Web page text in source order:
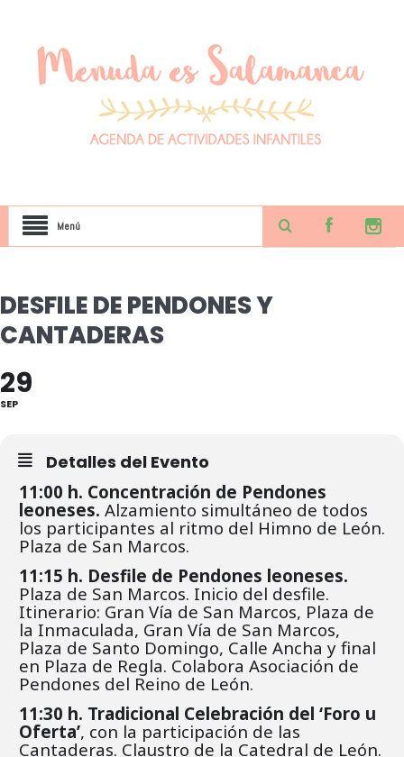
Menú
DESFILE DE PENDONES Y
CANTADERAS
29
SEP
Detalles del Evento
11:00 h. Concentración de Pendones
leoneses. Alzamiento simultáneo de todos
los participantes al ritmo del Himno de León.
Plaza de San Marcos.
11:15 h. Desfile de Pendones leoneses.
Plaza de San Marcos. Inicio del desfile.
Itinerario: Gran Vía de San Marcos, Plaza de
la Inmaculada, Gran Vía de San Marcos,
Plaza de Santo Domingo, Calle Ancha y final
en Plaza de Regla. Colabora Asociación de
Pendones del Reino de León.
11:30 h. Tradicional Celebración del ‘Foro u
Oferta’, con la participación de las
Cantaderas. Claustro de la Catedral de León.